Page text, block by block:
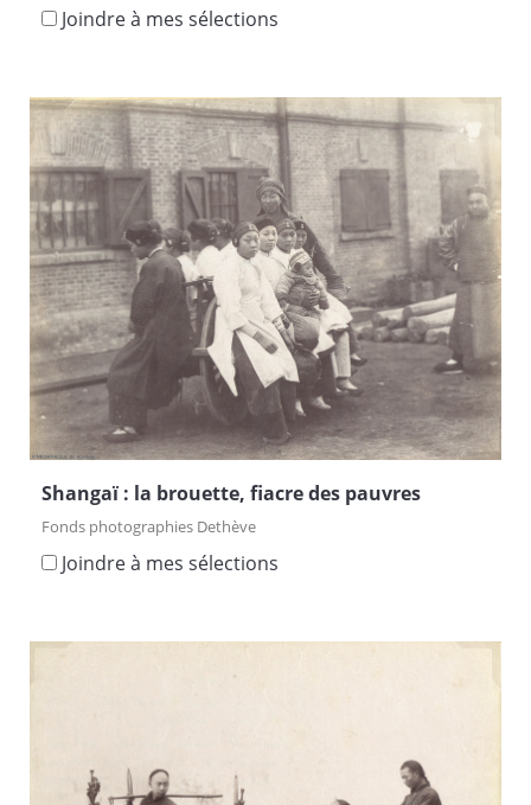
Joindre à mes sélections
Shangaï : la brouette, fiacre des pauvres
Fonds photographies Dethève
Joindre à mes sélections